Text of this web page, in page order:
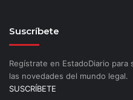
Suscríbete
Regístrate en EstadoDiario
las novedades del mundo legal.
SUSCRÍBETE